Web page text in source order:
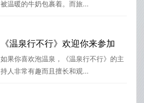
被温暖的牛奶包裹着。而旅...
《温泉行不行》欢迎你来参加
如果你喜欢泡温泉，《温泉行不行》的主
持人非常有趣而且擅长和观...